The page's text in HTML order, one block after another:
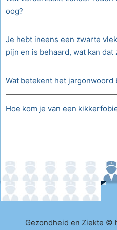
oog?
Je hebt ineens een zwarte
pijn en is behaard, wat kan dat
Wat betekent het jargonwoord
Hoe kom je van een
Gezondheid en Ziekte ©